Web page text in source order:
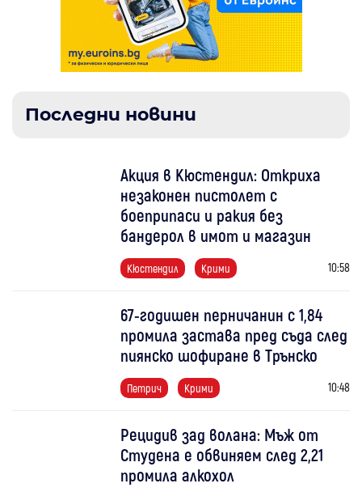
Последни новини
Акция в Кюстендил: Откриха
незаконен пистолет с
боеприпаси и ракия без
бандерол в имот и магазин
Кюстендил Крими 10:58
67-годишен перничанин с 1,84
промила застава пред съда след
пиянско шофиране в Трънско
Петрич Крими 10:48
Рецидив зад волана: Мъж от
Студена е обвиняем след 2,21
промила алкохол